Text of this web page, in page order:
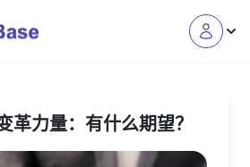
革力量：有什么期望？